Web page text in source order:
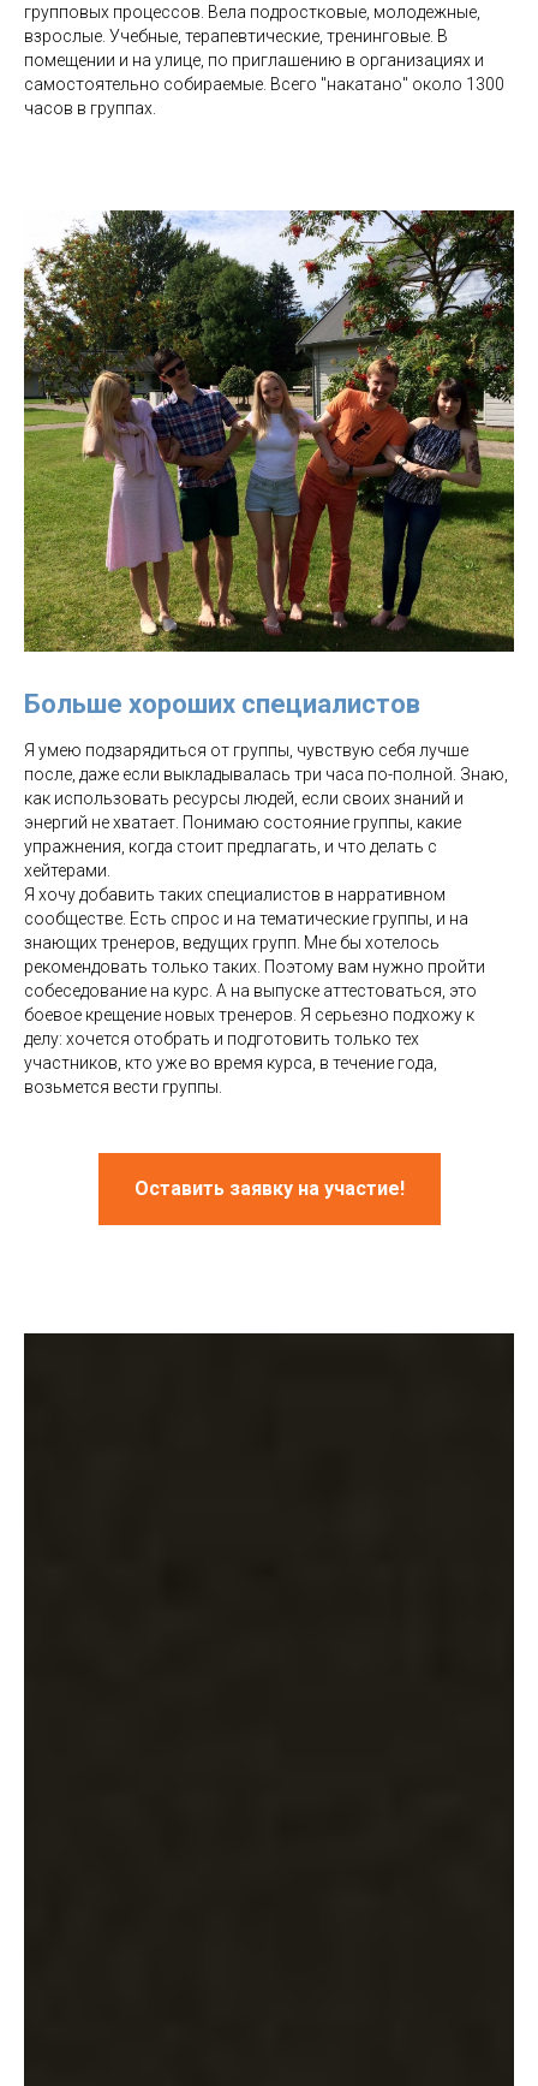
групповых процессов. Вела подростковые, молодежные,
взрослые. Учебные, терапевтические, тренинговые. В
помещении и на улице, по приглашению в организациях и
самостоятельно собираемые. Всего "накатано" около 1300
часов в группах.
Больше хороших специалистов
Я умею подзарядиться от группы, чувствую себя лучше
после, даже если выкладывалась три часа по-полной. Знаю,
как использовать ресурсы людей, если своих знаний и
энергий не хватает. Понимаю состояние группы, какие
упражнения, когда стоит предлагать, и что делать с
хейтерами.
Я хочу добавить таких специалистов в нарративном
сообществе. Есть спрос и на тематические группы, и на
знающих тренеров, ведущих групп. Мне бы хотелось
рекомендовать только таких. Поэтому вам нужно пройти
собеседование на курс. А на выпуске аттестоваться, это
боевое крещение новых тренеров. Я серьезно подхожу к
делу: хочется отобрать и подготовить только тех
участников, кто уже во время курса, в течение года,
возьмется вести группы.
Оставить заявку на участие!